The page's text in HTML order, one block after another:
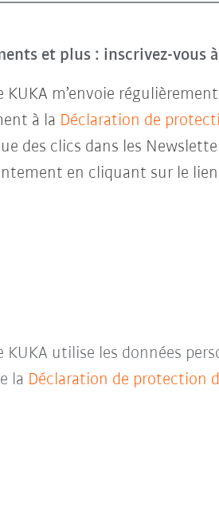
et plus : inscrivez-vous
KUKA m’envoie
à la Déclaration de
des clics dans les
en cliquant sur le
utilise les données
la Déclaration de protection